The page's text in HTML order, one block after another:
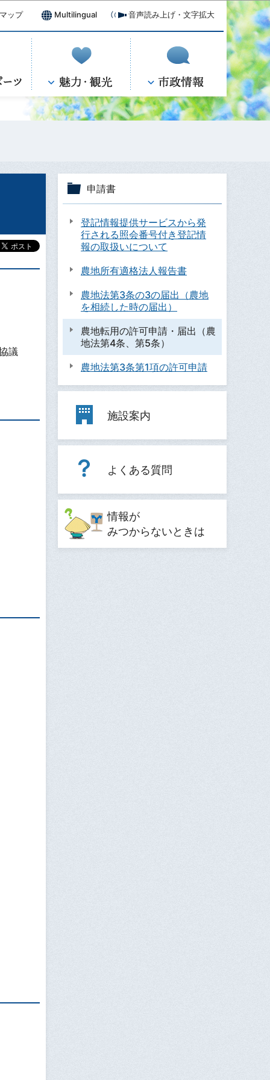
ップ Multilingual 音声読み上げ・文字拡大
議
申請書
登記情報提供サービスから発
行される照会番号付き登記情
報の取扱いについて
農地所有適格法人報告書
農地法第3条の3の届出（農地
を相続した時の届出）
農地転用の許可申請・届出（農
地法第4条、第5条）
農地法第3条第1項の許可申請
施設案内
よくある質問
情報が
みつからないときは